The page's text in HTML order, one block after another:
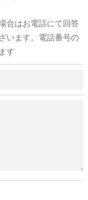
合はお電話にて回答
います。電話番号の
す